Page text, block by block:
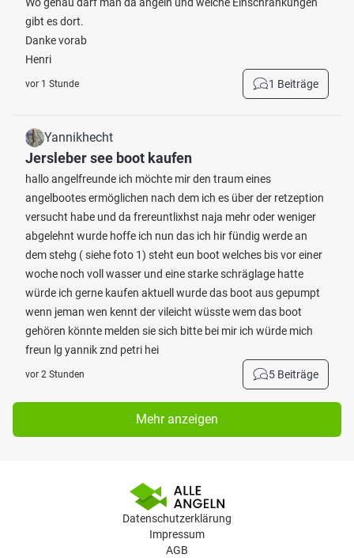
gibt es dort.
Danke vorab
Henri
vor 1 Stunde 1 Beiträge
Yannikhecht
Jersleber see boot kaufen
hallo angelfreunde ich möchte mir den traum eines
angelbootes ermöglichen nach dem ich es über der retzeption
versucht habe und da frereuntlixhst naja mehr oder weniger
abgelehnt wurde hoffe ich nun das ich hir fündig werde an
dem stehg ( siehe foto 1) steht eun boot welches bis vor einer
woche noch voll wasser und eine starke schräglage hatte
würde ich gerne kaufen aktuell wurde das boot aus gepumpt
wenn jeman wen kennt der vileicht wüsste wem das boot
gehören könnte melden sie sich bitte bei mir ich würde mich
freun lg yannik znd petri hei
vor 2 Stunden 5 Beiträge
Mehr anzeigen
Datenschutzerklärung
Impressum
AGB